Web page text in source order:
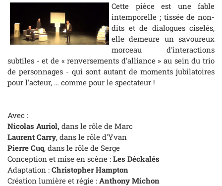
Cette pièce est une fable
intemporelle ; tissée de non-
dits et de dialogues ciselés,
elle demeure un savoureux
morceau d'interactions
subtiles - et de « renversements d'alliance » au sein du trio
de personnages - qui sont autant de moments jubilatoires
pour l'acteur, … comme pour le spectateur !
Avec :
Nicolas Auriol, dans le rôle de Marc
Laurent Carry, dans le rôle d'Yvan
Pierre Cuq, dans le rôle de Serge
Conception et mise en scène : Les Déckalés
Adaptation : Christopher Hampton
Création lumière et régie : Anthony Michon